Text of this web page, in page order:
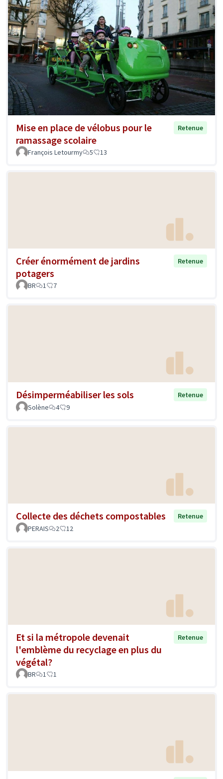
Mise en place de vélobus pour le
ramassage scolaire
Retenue
François Letourmy 5 13
Créer énormément de jardins
potagers
Retenue
BR 1 7
Désimperméabiliser les sols
Retenue
Solène
4 9
Collecte des déchets compostables
Retenue
PERAIS
2 12
Et si la métropole devenait
l'emblème du recyclage en plus du
végétal?
Retenue
BR 1 1